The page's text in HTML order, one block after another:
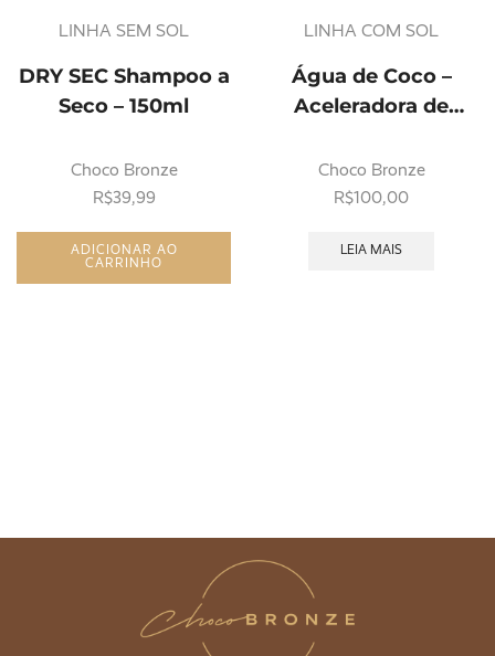
LINHA SEM SOL
DRY SEC Shampoo a
Seco – 150ml
Choco Bronze
R$39,99
ADICIONAR AO
CARRINHO
LINHA COM SOL
Água de Coco –
Aceleradora de
Choco Bronze
R$100,00
LEIA MAIS